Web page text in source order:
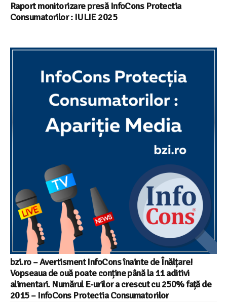
Raport monitorizare presă InfoCons Protectia
Consumatorilor : IULIE 2025
bzi.ro – Avertisment InfoCons înainte de Înălțare!
Vopseaua de ouă poate conține până la 11 aditivi
alimentari. Numărul E-urilor a crescut cu 250% față de
2015 – InfoCons Protectia Consumatorilor